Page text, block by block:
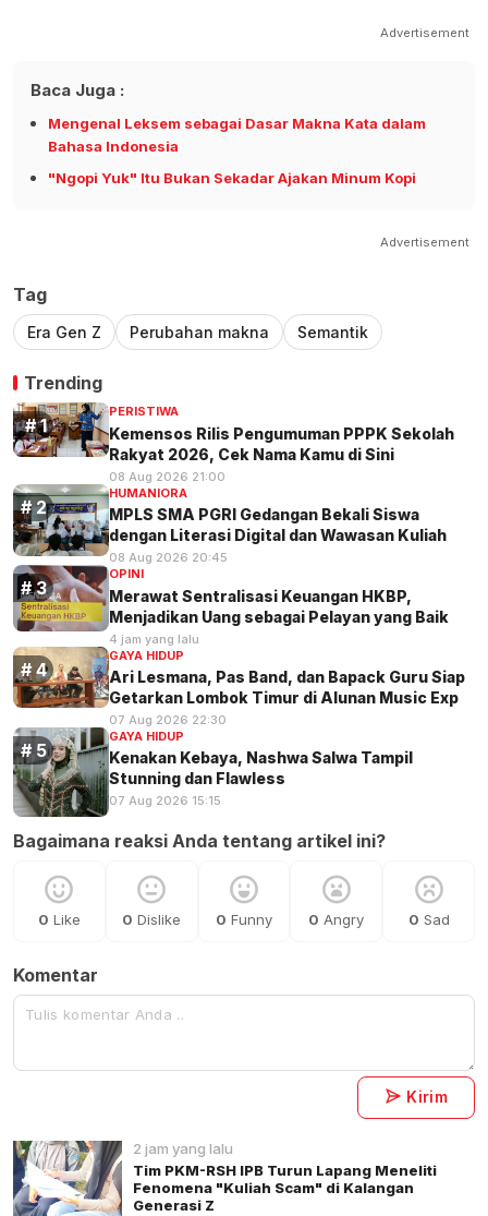
Advertisement
Baca Juga :
Mengenal Leksem sebagai Dasar Makna Kata dalam
Bahasa Indonesia
"Ngopi Yuk" Itu Bukan Sekadar Ajakan Minum Kopi
Advertisement
Tag
Era Gen Z Perubahan makna Semantik
Trending
PERISTIWA
Kemensos Rilis Pengumuman PPPK Sekolah
Rakyat 2026, Cek Nama Kamu di Sini
08 Aug 2026 21:00
HUMANIORA
MPLS SMA PGRI Gedangan Bekali Siswa
dengan Literasi Digital dan Wawasan Kuliah
08 Aug 2026 20:45
OPINI
Merawat Sentralisasi Keuangan HKBP,
Menjadikan Uang sebagai Pelayan yang Baik
4 jam yang lalu
GAYA HIDUP
Ari Lesmana, Pas Band, dan Bapack Guru Siap
Getarkan Lombok Timur di Alunan Music Exp
07 Aug 2026 22:30
GAYA HIDUP
Kenakan Kebaya, Nashwa Salwa Tampil
Stunning dan Flawless
07 Aug 2026 15:15
Bagaimana reaksi Anda tentang artikel ini?
0 Like 0 Dislike 0 Funny 0 Angry 0 Sad
Komentar
Kirim
2 jam yang lalu
Tim PKM-RSH IPB Turun Lapang Meneliti
Fenomena "Kuliah Scam" di Kalangan
Generasi Z